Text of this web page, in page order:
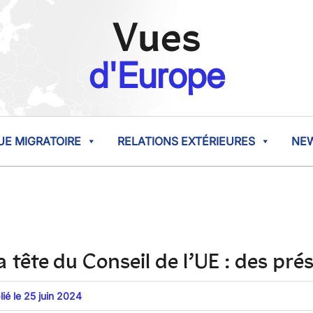
Vues
d'Europe
MIGRATOIRE RELATIONS EXTÉRIEURES
du Conseil de l’UE : des
le 25 juin 2024